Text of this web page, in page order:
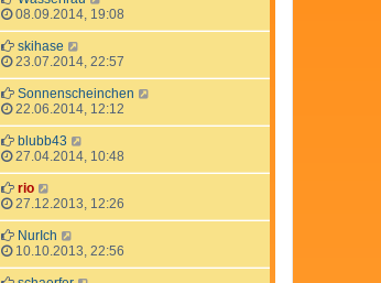
08.09.2014, 19:08
skihase
23.07.2014, 22:57
Sonnenscheinchen
22.06.2014, 12:12
blubb43
27.04.2014, 10:48
rio
27.12.2013, 12:26
NurIch
10.10.2013, 22:56